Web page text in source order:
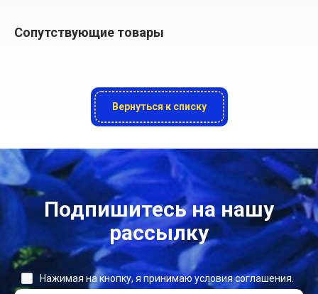
Сопутствующие товары
Вернуться к списку
Подпишитесь на нашу
рассылку
Нажимая на кнопку, я принимаю условия соглашения.